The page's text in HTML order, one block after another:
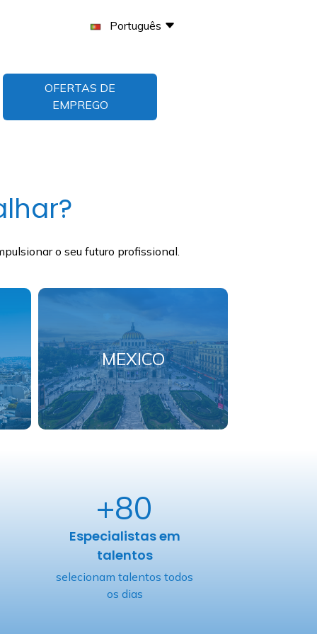
Português
OFERTAS DE
EMPREGO
o seu futuro profissional.
MEXICO
+80
Especialistas em
talentos
selecionam talentos todos
os dias